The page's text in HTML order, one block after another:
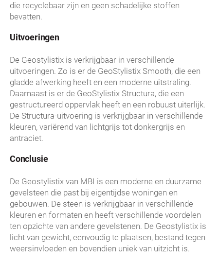
die recyclebaar zijn en geen schadelijke stoffen
bevatten.
Uitvoeringen
De Geostylistix is verkrijgbaar in verschillende
uitvoeringen. Zo is er de GeoStylistix Smooth, die een
gladde afwerking heeft en een moderne uitstraling.
Daarnaast is er de GeoStylistix Structura, die een
gestructureerd oppervlak heeft en een robuust uiterlijk.
De Structura-uitvoering is verkrijgbaar in verschillende
kleuren, variërend van lichtgrijs tot donkergrijs en
antraciet.
Conclusie
De Geostylistix van MBI is een moderne en duurzame
gevelsteen die past bij eigentijdse woningen en
gebouwen. De steen is verkrijgbaar in verschillende
kleuren en formaten en heeft verschillende voordelen
ten opzichte van andere gevelstenen. De Geostylistix is
licht van gewicht, eenvoudig te plaatsen, bestand tegen
weersinvloeden en bovendien uniek van uitzicht is.